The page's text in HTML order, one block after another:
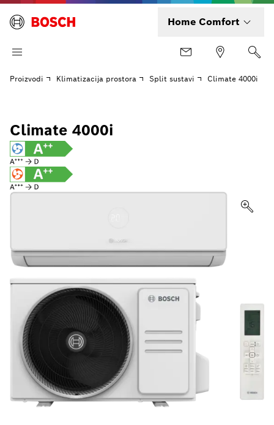
Home Comfort
Proizvodi Klimatizacija prostora Split sustavi Climate 4000i
Climate 4000i